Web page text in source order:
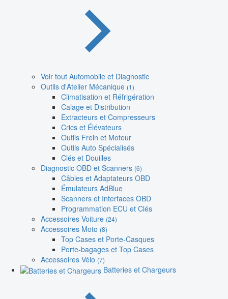
Voir tout Automobile et Diagnostic
Outils d'Atelier Mécanique (1)
Climatisation et Réfrigération
Calage et Distribution
Extracteurs et Compresseurs
Crics et Élévateurs
Outils Frein et Moteur
Outils Auto Spécialisés
Clés et Douilles
Diagnostic OBD et Scanners (6)
Câbles et Adaptateurs OBD
Émulateurs AdBlue
Scanners et Interfaces OBD
Programmation ECU et Clés
Accessoires Voiture (24)
Accessoires Moto (8)
Top Cases et Porte-Casques
Porte-bagages et Top Cases
Accessoires Vélo (7)
Batteries et Chargeurs